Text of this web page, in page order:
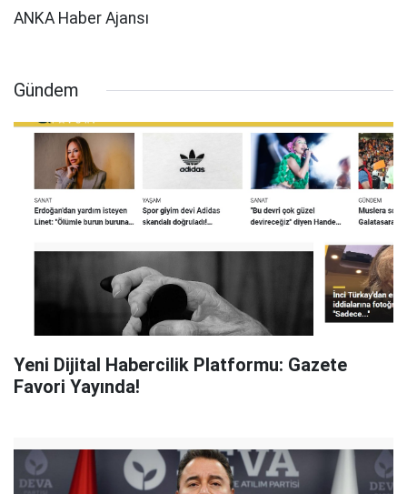
ANKA Haber Ajansı
Gündem
Yeni Dijital Habercilik Platformu: Gazete
Favori Yayında!